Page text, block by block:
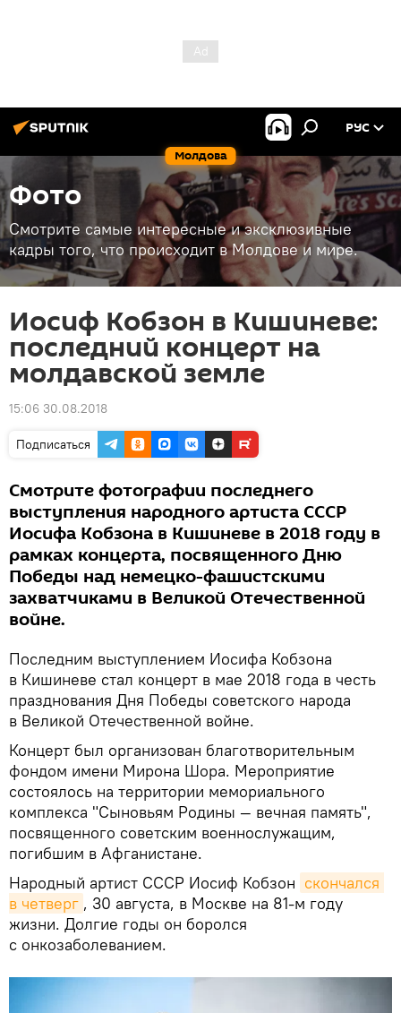
Молдова
РУС
Фото
Смотрите самые интересные и эксклюзивные
кадры того, что происходит в Молдове и мире.
Иосиф Кобзон в Кишиневе:
последний концерт на
молдавской земле
15:06 30.08.2018
Подписаться
Смотрите фотографии последнего
выступления народного артиста СССР
Иосифа Кобзона в Кишиневе в 2018 году в
рамках концерта, посвященного Дню
Победы над немецко-фашистскими
захватчиками в Великой Отечественной
войне.
Последним выступлением Иосифа Кобзона
в Кишиневе стал концерт в мае 2018 года в честь
празднования Дня Победы советского народа
в Великой Отечественной войне.
Концерт был организован благотворительным
фондом имени Мирона Шора. Мероприятие
состоялось на территории мемориального
комплекса "Сыновьям Родины — вечная память",
посвященного советским военнослужащим,
погибшим в Афганистане.
Народный артист СССР Иосиф Кобзон скончался
в четверг , 30 августа, в Москве на 81-м году
жизни. Долгие годы он боролся
с онкозаболеванием.